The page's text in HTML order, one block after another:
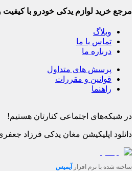
مرجع خرید لوازم یدکی خودرو با
وبلاگ
تماس با ما
درباره ما
پرسش های متداول
قوانین و مقررات
راهنما
در شبکه‌های اجتماعی کنارتان هستیم!
دانلود اپلیکیشن مغان یدکی فرزاد
ساخته شده با نرم افزار آیمیس